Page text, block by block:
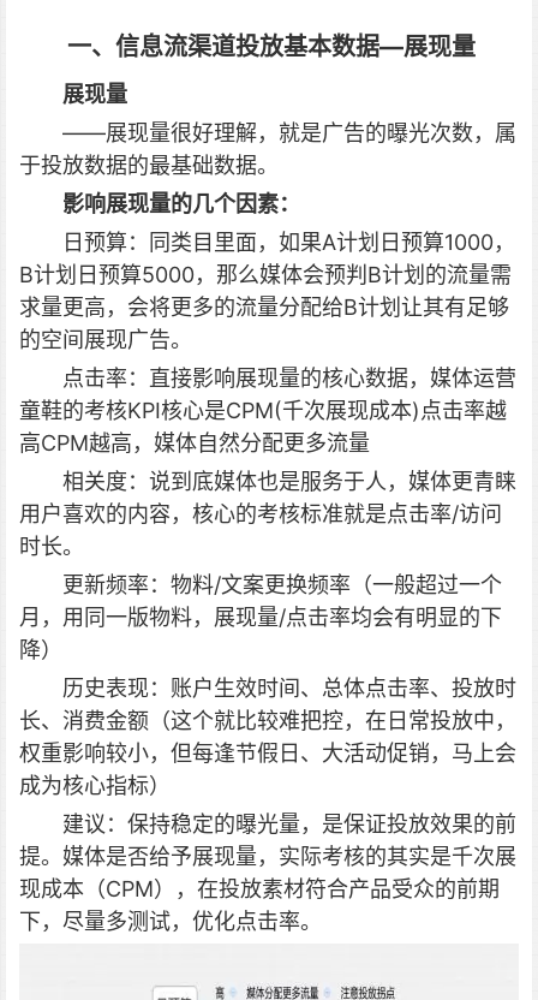
一、信息流渠道投放基本数据—展现量
展现量
——展现量很好理解，就是广告的曝光次数，属
于投放数据的最基础数据。
影响展现量的几个因素：
日预算：同类目里面，如果A计划日预算1000，
B计划日预算5000，那么媒体会预判B计划的流量需
求量更高，会将更多的流量分配给B计划让其有足够
的空间展现广告。
点击率：直接影响展现量的核心数据，媒体运营
童鞋的考核KPI核心是CPM(千次展现成本)点击率越
高CPM越高，媒体自然分配更多流量
相关度：说到底媒体也是服务于人，媒体更青睐
用户喜欢的内容，核心的考核标准就是点击率/访问
时长。
更新频率：物料/文案更换频率（一般超过一个
月，用同一版物料，展现量/点击率均会有明显的下
降）
历史表现：账户生效时间、总体点击率、投放时
长、消费金额（这个就比较难把控，在日常投放中，
权重影响较小，但每逢节假日、大活动促销，马上会
成为核心指标）
建议：保持稳定的曝光量，是保证投放效果的前
提。媒体是否给予展现量，实际考核的其实是千次展
现成本（CPM），在投放素材符合产品受众的前期
下，尽量多测试，优化点击率。